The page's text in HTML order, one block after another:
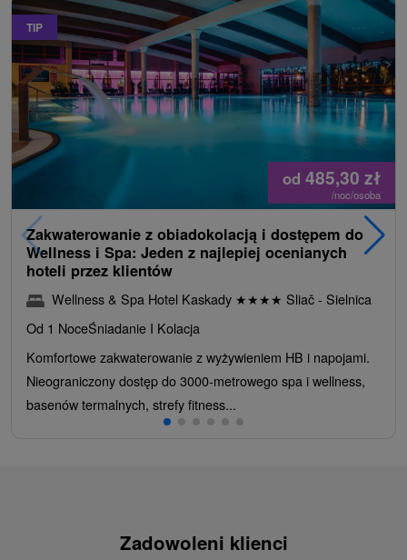
TIP
od 485,30 zł
/noc/osoba
Zakwaterowanie z obiadokolacją i dostępem do
Wellness i Spa: Jeden z najlepiej ocenianych
hoteli przez klientów
Wellness & Spa Hotel Kaskady ★★★★ Sliač - Sielnica
Od 1 NoceŚniadanie I Kolacja
Komfortowe zakwaterowanie z wyżywieniem HB i napojami.
Nieograniczony dostęp do 3000-metrowego spa i wellness,
basenów termalnych, strefy fitness...
Zadowoleni klienci